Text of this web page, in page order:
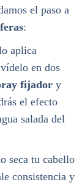
el paso a
:
aplica
en dos
fijadory
el efecto
salada del
seca tu cabello
consistencia y